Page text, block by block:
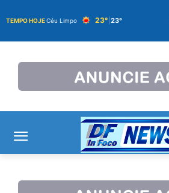
TEMPO HOJECéu Limpo 23° 23°